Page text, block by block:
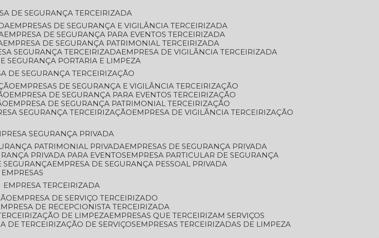
DE SEGURANÇA TERCEIRIZADA
EMPRESAS DE SEGURANÇA E VIGILÂNCIA TERCEIRIZADA
EMPRESA DE SEGURANÇA PARA EVENTOS TERCEIRIZADA
EMPRESA DE SEGURANÇA PATRIMONIAL TERCEIRIZADA
SEGURANÇA TERCEIRIZADA
EMPRESA DE VIGILÂNCIA TERCEIRIZADA
SEGURANÇA PORTARIA E LIMPEZA
DE SEGURANÇA TERCEIRIZAÇÃO
EMPRESAS DE SEGURANÇA E VIGILÂNCIA TERCEIRIZAÇÃO
EMPRESA DE SEGURANÇA PARA EVENTOS TERCEIRIZAÇÃO
EMPRESA DE SEGURANÇA PATRIMONIAL TERCEIRIZAÇÃO
SEGURANÇA TERCEIRIZAÇÃO
EMPRESA DE VIGILÂNCIA TERCEIRIZAÇÃO
SEGURANÇA PRIVADA
PATRIMONIAL PRIVADA
EMPRESAS DE SEGURANÇA PRIVADA
PRIVADA PARA EVENTOS
EMPRESA PARTICULAR DE SEGURANÇA
SEGURANÇA
EMPRESA DE SEGURANÇA PESSOAL PRIVADA
EMPRESA TERCEIRIZADA
EMPRESA DE SERVIÇO TERCEIRIZADO
EMPRESA DE RECEPCIONISTA TERCEIRIZADA
DE LIMPEZA
EMPRESAS QUE TERCEIRIZAM SERVIÇOS
DE TERCEIRIZAÇÃO DE SERVIÇOS
EMPRESAS TERCEIRIZADAS DE LIMPEZA